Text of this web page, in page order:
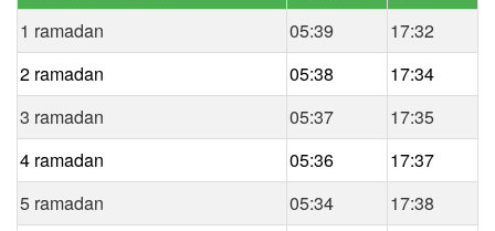
1 ramadan
05:39
17:32
2 ramadan
05:38
17:34
3 ramadan
05:37
17:35
4 ramadan
05:36
17:37
5 ramadan
05:34
17:38